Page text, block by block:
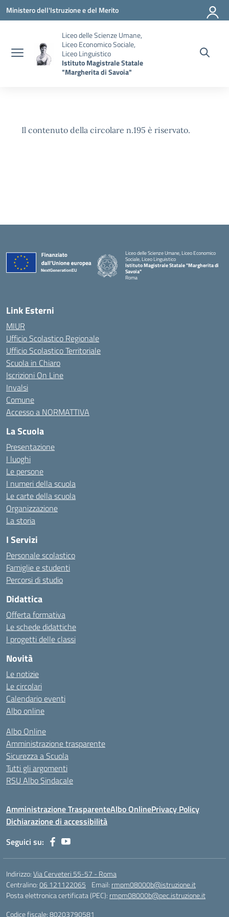
Vai ai contenuti
Vai al menu di navigazione
Vai al footer
Ministero dell'Istruzione e del Merito
Liceo delle Scienze Umane,
Liceo Economico Sociale,
Liceo Linguistico
Istituto Magistrale Statale
"Margherita di Savoia"
Il contenuto della circolare n.195 è riservato.
Liceo delle Scienze Umane, Liceo Economico
Sociale, Liceo Linguistico
Istituto Magistrale Statale "Margherita di
Savoia"
Roma
Link Esterni
MIUR
Ufficio Scolastico Regionale
Ufficio Scolastico Territoriale
Scuola in Chiaro
Iscrizioni On Line
Invalsi
Comune
Accesso a NORMATTIVA
La Scuola
Presentazione
I luoghi
Le persone
I numeri della scuola
Le carte della scuola
Organizzazione
La storia
I Servizi
Personale scolastico
Famiglie e studenti
Percorsi di studio
Didattica
Offerta formativa
Le schede didattiche
I progetti delle classi
Novità
Le notizie
Le circolari
Calendario eventi
Albo online
Albo Online
Amministrazione trasparente
Sicurezza a Scuola
Tutti gli argomenti
RSU Albo Sindacale
Amministrazione TrasparenteAlbo OnlinePrivacy Policy
Dichiarazione di accessibilità
Seguici su:
Indirizzo:Via Cerveteri 55-57 - Roma
Centralino:06 121122065 Email: rmpm08000b@istruzione.it
Posta elettronica certificata (PEC): rmpm08000b@pec.istruzione.it
Codice fiscale: 80203790581